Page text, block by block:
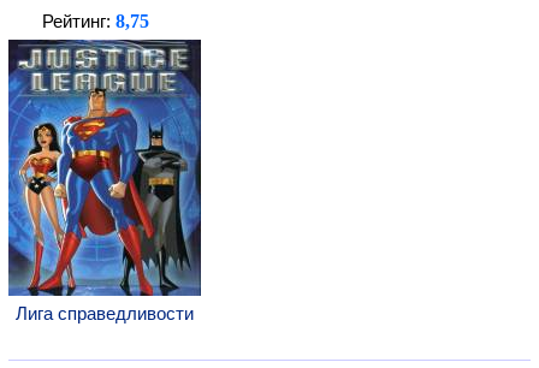
Рейтинг: 8,75
Лига справедливости